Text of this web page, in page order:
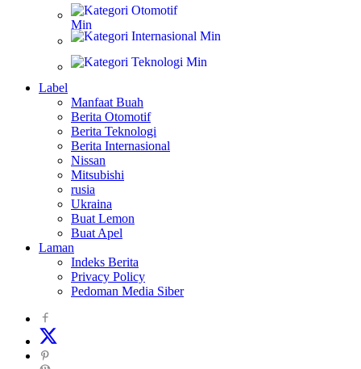
Label
Manfaat Buah
Berita Otomotif
Berita Teknologi
Berita Internasional
Nissan
Mitsubishi
rusia
Ukraina
Buat Lemon
Buat Apel
Laman
Indeks Berita
Privacy Policy
Pedoman Media Siber